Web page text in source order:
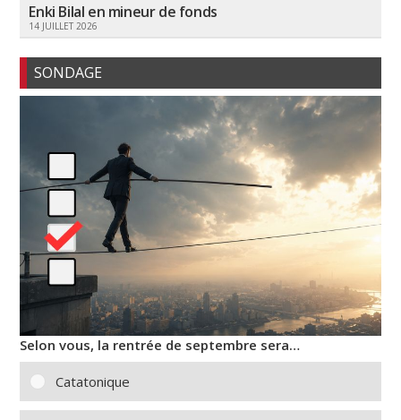
Enki Bilal en mineur de fonds
14 JUILLET 2026
SONDAGE
Selon vous, la rentrée de septembre sera…
Catatonique